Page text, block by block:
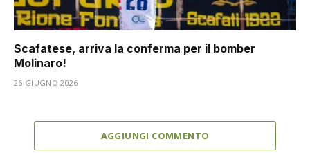
Scafatese, arriva la conferma per il bomber
Molinaro!
26 GIUGNO 2026
AGGIUNGI COMMENTO